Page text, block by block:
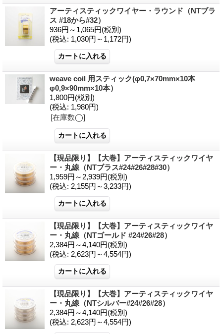
アーティスティックワイヤー・ラウンド（NTブラ
ス #18から#32）
936円～1,065円(税別)
(税込: 1,030円～1,172円)
weave coil 用スティック(φ0,7×70mm×10本
φ0,9×90mm×10本）
1,800円(税別)
(税込: 1,980円)
[在庫数◯]
【現品限り】【大巻】アーティスティックワイヤ
ー・丸線（NTブラス#24#26#28#30）
1,959円～2,939円(税別)
(税込: 2,155円～3,233円)
【現品限り】【大巻】アーティスティックワイヤ
ー・丸線（NTゴールド #24#26#28）
2,384円～4,140円(税別)
(税込: 2,623円～4,554円)
【現品限り】【大巻】アーティスティックワイヤ
ー・丸線（NTシルバー#24#26#28）
2,384円～4,140円(税別)
(税込: 2,623円～4,554円)